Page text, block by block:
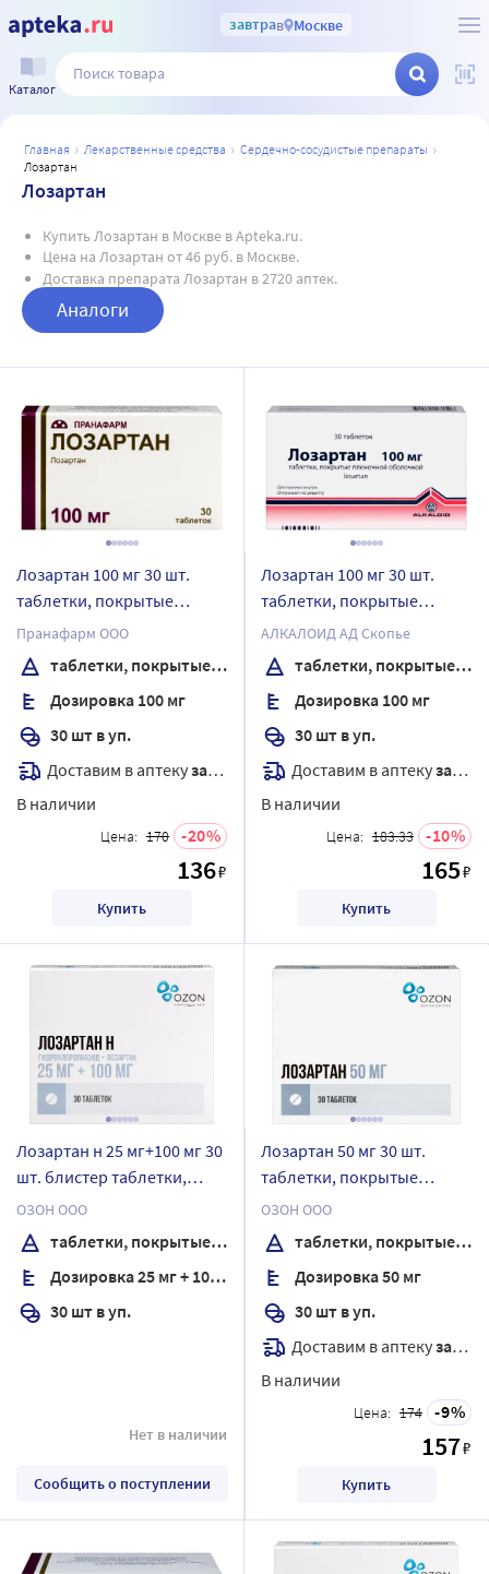
завтрав Москве
Каталог
главная лекарственные средства
сердечно-сосудистые препараты
лозартан
Лозартан
Купить Лозартан в Москве в Apteka.ru.
Цена на Лозартан от 46 руб. в Москве.
Доставка препарата Лозартан в 2720 аптек.
Аналоги
Лозартан 100 мг 30 шт.
таблетки, покрытые
пленочной оболочкой
Пранафарм ООО
таблетки, покрытые пленочной оболочкой
Дозировка 100 мг
30 шт в уп.
Доставим в аптекузавтра
В наличии
Цена: 170 20
136₽
Купить
Лозартан 100 мг 30 шт.
таблетки, покрытые
пленочной оболочкой
АЛКАЛОИД АД Скопье
таблетки, покрытые пленочной оболочкой
Дозировка 100 мг
30 шт в уп.
Доставим в аптекузавтра
В наличии
Цена: 183.33 10
165₽
Купить
Лозартан н 25 мг+100 мг 30
шт. блистер таблетки,
покрытые пленочной
оболочкой
ОЗОН ООО
таблетки, покрытые пленочной оболочкой
Дозировка 25 мг + 100 мг
30 шт в уп.
Нет в наличии
Сообщить о поступлении
Лозартан 50 мг 30 шт.
таблетки, покрытые
пленочной оболочкой
ОЗОН ООО
таблетки, покрытые пленочной оболочкой
Дозировка 50 мг
30 шт в уп.
Доставим в аптекузавтра
В наличии
Цена: 174 9
157₽
Купить